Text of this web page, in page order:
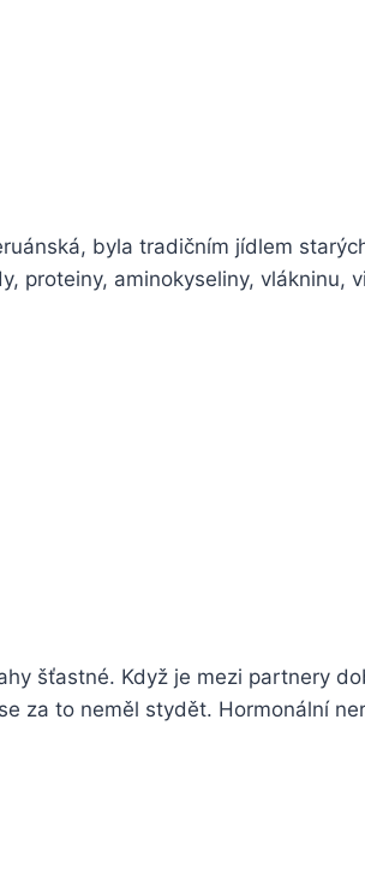
byla tradičním jídlem
proteiny, aminokyseliny, vlákninu,
šťastné. Když je mezi partnery
za to neměl stydět. Hormonální